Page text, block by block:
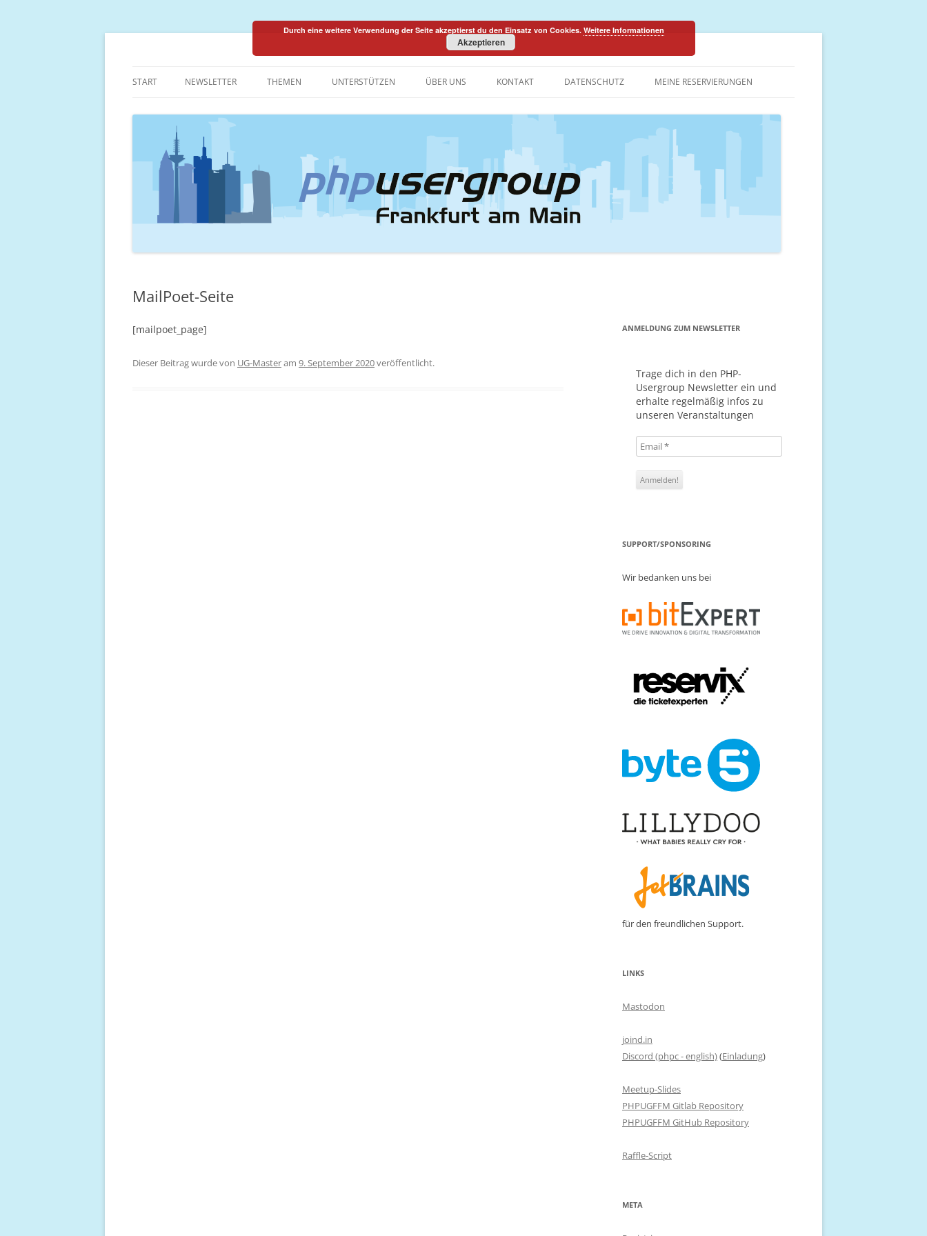
one programming language::one community
Inhalt
START NEWSLETTER THEMEN UNTERSTÜTZEN ÜBER UNS KONTAKT DATENSCHUTZ MEINE RESERVIERUNGEN
MailPoet-Seite
[mailpoet_page]
Dieser Beitrag wurdevon UG-Masteram 9. September 2020veröffentlicht.
ANMELDUNG ZUM NEWSLETTER
Trage dich in den PHP-
Usergroup Newsletter ein und
erhalte regelmäßig infos zu
unseren Veranstaltungen
SUPPORT/SPONSORING
Wir bedanken uns bei
für den freundlichen Support.
LINKS
Mastodon
joind.in
Discord (phpc - english)(Einladung)
Meetup-Slides
PHPUGFFM Gitlab Repository
PHPUGFFM GitHub Repository
Raffle-Script
META
Durch eine weitere Verwendung der Seite akzeptierst du den Einsatz von Cookies. Weitere Informationen
Akzeptieren